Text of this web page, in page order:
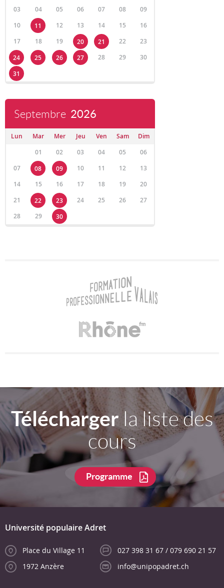
03
04 05 06 07 08
09
10
11 12 13 14 15
16
17
18 19 20 21 22
23
24
25 26 27 28 29
30
31
Septembre 2026
Lun Mar Mer Jeu Ven Sam
Dim
01
02 03 04 05
06
07
08 09 10 11 12
13
14
15 16 17 18 19
20
21
22 23 24 25 26
27
28
29 30
Téléchargerla liste des
cours
Programme
Université populaire Adret
Place du Village 11
1972 Anzère
027 398 31 67 / 079 690 21 57
info@unipopadret.ch